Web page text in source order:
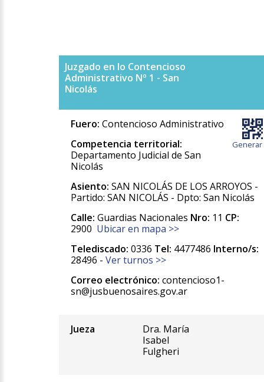
Juzgado en lo Contencioso
Administrativo Nº 1 - San
Nicolás
Generar
Fuero: Contencioso Administrativo
Competencia territorial:
Departamento Judicial de San
Nicolás
Asiento: SAN NICOLÁS DE LOS ARROYOS -
Partido: SAN NICOLÁS - Dpto: San Nicolás
Calle: Guardias Nacionales Nro: 11 CP:
2900 Ubicar en mapa >>
Telediscado: 0336 Tel: 4477486 Interno/s:
28496 - Ver turnos >>
Correo electrónico: contencioso1-
sn@jusbuenosaires.gov.ar
Jueza
Dra. María
Isabel
Fulgheri